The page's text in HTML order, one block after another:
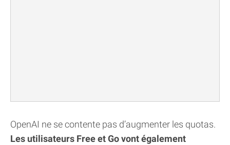
OpenAI ne se contente pas d’augmenter les quotas.
Les utilisateurs Free et Go vont également